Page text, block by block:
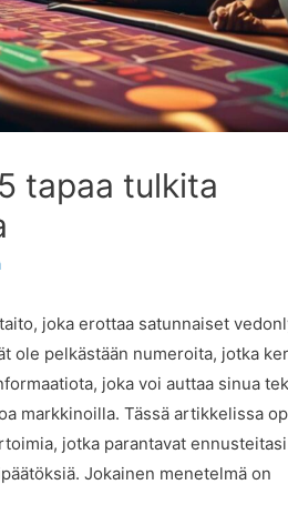
tapaa tulkita
joka erottaa satunnaiset
ole pelkästään numeroita, jotka
joka voi auttaa sinua
markkinoilla. Tässä artikkelissa
jotka parantavat
Jokainen menetelmä on